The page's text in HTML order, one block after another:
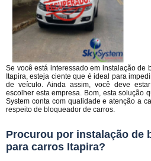
Se você está interessado em instalação de
Itapira, esteja ciente que é ideal para
de veículo. Ainda assim, você deve
escolher esta empresa. Bom, esta solução
System conta com qualidade e atenção a
respeito de bloqueador de carros.
Procurou por instalação de
para carros Itapira?